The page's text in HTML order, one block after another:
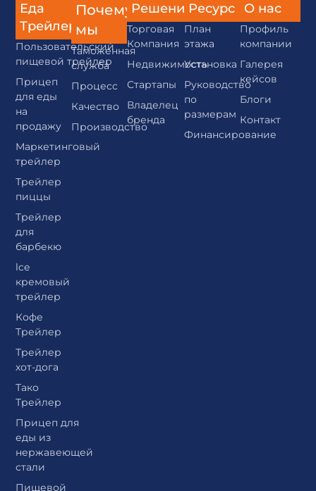
Еда
Трейлер
Пользовательский
пищевой трейлер
Прицеп
для еды
на
продажу
Маркетинговый
трейлер
Трейлер
пиццы
Трейлер
для
барбекю
lce
кремовый
трейлер
Кофе
Трейлер
Трейлер
хот-дога
Тако
Трейлер
Прицеп для
еды из
нержавеющей
стали
Пищевой
Почему
мы
Таможенная
служба
Процесс
Качество
Производство
Решения
Торговая
Компания
Недвижимость
Стартапы
Владелец
бренда
Ресурс
План
этажа
Установка
Руководство
по
размерам
Финансирование
О нас
Профиль
компании
Галерея
кейсов
Блоги
Контакт